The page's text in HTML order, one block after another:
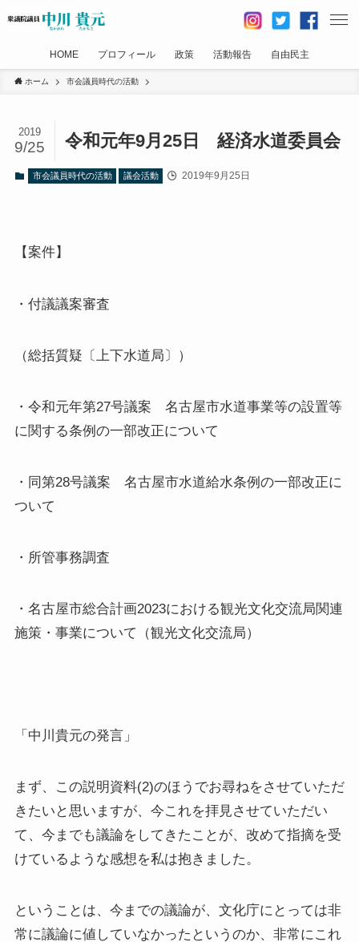
HOME プロフィール 政策 活動報告 自由民主
ホーム 市会議員時代の活動
令和元年9月25日 経済水道委員会
2019
9/25
市会議員時代の活動 議会活動 2019年9月25日
【案件】
・付議議案審査
（総括質疑〔上下水道局〕）
・令和元年第27号議案 名古屋市水道事業等の設置等
に関する条例の一部改正について
・同第28号議案 名古屋市水道給水条例の一部改正に
ついて
・所管事務調査
・名古屋市総合計画2023における観光文化交流局関連
施策・事業について（観光文化交流局）
「中川貴元の発言」
まず、この説明資料(2)のほうでお尋ねをさせていただ
きたいと思いますが、今これを拝見させていただい
て、今までも議論をしてきたことが、改めて指摘を受
けているような感想を私は抱きました。
ということは、今までの議論が、文化庁にとっては非
常に議論に値していなかったというのか、非常にこれ